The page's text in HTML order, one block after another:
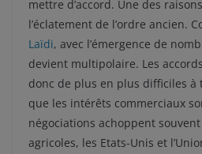
mettre d’accord. Une des
l’éclatement de l’ordre ancien.
Laïdi, avec l’émergence de
devient multipolaire. Les
donc de plus en plus difficiles à
que les intérêts commerciaux
négociations achoppent
agricoles, les Etats-Unis et